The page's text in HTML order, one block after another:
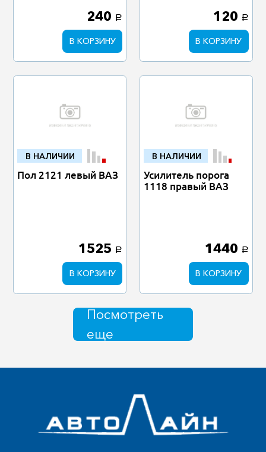
240 a
В КОРЗИНУ
120 a
В КОРЗИНУ
В НАЛИЧИИ
Пол 2121 левый ВАЗ
1525 a
В КОРЗИНУ
В НАЛИЧИИ
Усилитель порога
1118 правый ВАЗ
1440 a
В КОРЗИНУ
Посмотреть
еще